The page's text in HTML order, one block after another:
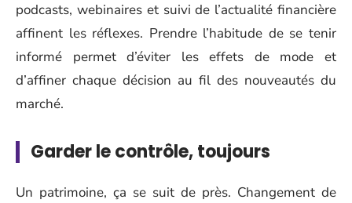
podcasts, webinaires et suivi de l’actualité financière
affinent les réflexes. Prendre l’habitude de se tenir
informé permet d’éviter les effets de mode et
d’affiner chaque décision au fil des nouveautés du
marché.
Garder le contrôle, toujours
Un patrimoine, ça se suit de près. Changement de